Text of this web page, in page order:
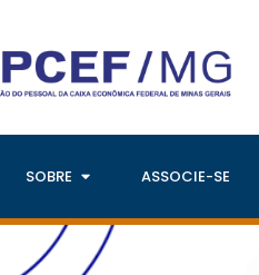
SOBRE ASSOCIE-SE